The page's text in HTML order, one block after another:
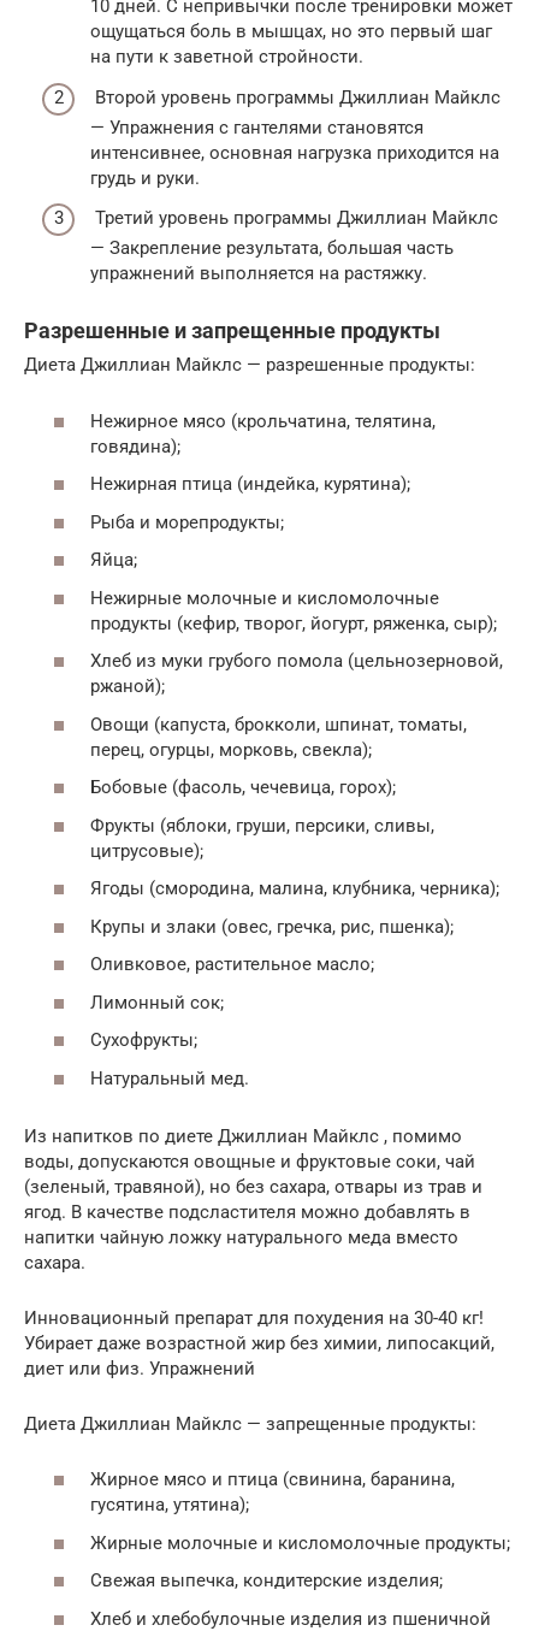
10 дней. С непривычки после тренировки может
ощущаться боль в мышцах, но это первый шаг
на пути к заветной стройности.
Второй уровень программы Джиллиан Майклс
— Упражнения с гантелями становятся
интенсивнее, основная нагрузка приходится на
грудь и руки.
Третий уровень программы Джиллиан Майклс
— Закрепление результата, большая часть
упражнений выполняется на растяжку.
Разрешенные и запрещенные продукты
Диета Джиллиан Майклс — разрешенные продукты:
Нежирное мясо (крольчатина, телятина,
говядина);
Нежирная птица (индейка, курятина);
Рыба и морепродукты;
Яйца;
Нежирные молочные и кисломолочные
продукты (кефир, творог, йогурт, ряженка, сыр);
Хлеб из муки грубого помола (цельнозерновой,
ржаной);
Овощи (капуста, брокколи, шпинат, томаты,
перец, огурцы, морковь, свекла);
Бобовые (фасоль, чечевица, горох);
Фрукты (яблоки, груши, персики, сливы,
цитрусовые);
Ягоды (смородина, малина, клубника, черника);
Крупы и злаки (овес, гречка, рис, пшенка);
Оливковое, растительное масло;
Лимонный сок;
Сухофрукты;
Натуральный мед.
Из напитков по диете Джиллиан Майклс , помимо
воды, допускаются овощные и фруктовые соки, чай
(зеленый, травяной), но без сахара, отвары из трав и
ягод. В качестве подсластителя можно добавлять в
напитки чайную ложку натурального меда вместо
сахара.
Инновационный препарат для похудения на 30-40 кг!
Убирает даже возрастной жир без химии, липосакций,
диет или физ. Упражнений
Диета Джиллиан Майклс — запрещенные продукты:
Жирное мясо и птица (свинина, баранина,
гусятина, утятина);
Жирные молочные и кисломолочные продукты;
Свежая выпечка, кондитерские изделия;
Хлеб и хлебобулочные изделия из пшеничной